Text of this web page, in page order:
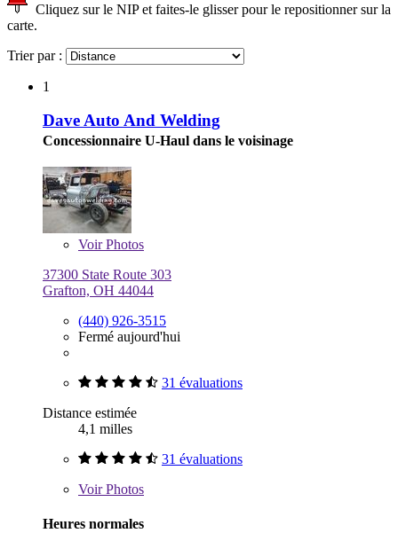
Cliquez sur le NIP et faites-le glisser pour le repositionner sur la
carte.
Trier par :
1
Dave Auto And Welding
Concessionnaire U-Haul dans le voisinage
VoirPhotos
37300 State Route 303
Grafton, OH 44044
(440) 926-3515
Fermé aujourd'hui
31 évaluations
Distance estimée
4,1 milles
31 évaluations
VoirPhotos
Heures normales